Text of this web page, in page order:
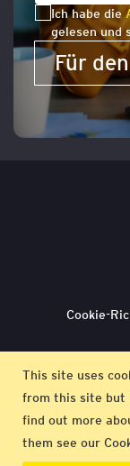
This site uses
from this site but
find out more
them see our
Ich habe die
gelesen und
Für
Cookie-
© EY